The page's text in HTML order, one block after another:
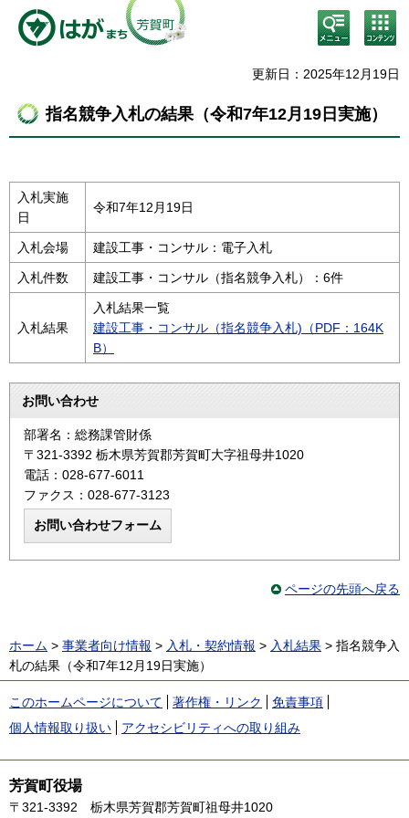
検
索・
メニ
コン
テン
ニュ
更新日：2025年12月19日
指名競争入札の結果（令和7年12月19日実施）
入札実施
日
令和7年12月19日
入札会場 建設工事・コンサル：電子入札
入札件数 建設工事・コンサル（指名競争入札）：6件
入札結果
入札結果一覧
建設工事・コンサル（指名競争入札)（PDF：164K
B）
お問い合わせ
部署名：総務課管財係
〒321-3392 栃木県芳賀郡芳賀町大字祖母井1020
電話：028-677-6011
ファクス：028-677-3123
ページの先頭へ戻る
ホーム > 事業者向け情報 > 入札・契約情報 > 入札結果 > 指名競争入
札の結果（令和7年12月19日実施）
このホームページについて 著作権・リンク
免責事項
個人情報取り扱い
アクセシビリティへの取り組み
芳賀町役場
〒321-3392 栃木県芳賀郡芳賀町祖母井1020